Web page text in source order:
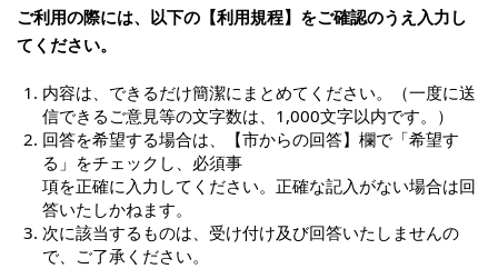
ご利用の際には、以下の【利用規程】をご確認のうえ入力し
てください。
内容は、できるだけ簡潔にまとめてください。（一度に送
信できるご意見等の文字数は、1,000文字以内です。）
回答を希望する場合は、【市からの回答】欄で「希望す
る」をチェックし、必須事
項を正確に入力してください。正確な記入がない場合は回
答いたしかねます。
次に該当するものは、受け付け及び回答いたしませんの
で、ご了承ください。